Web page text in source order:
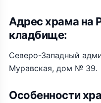
Адрес храма на
кладбище:
Северо-Западный
Муравская, дом № 39.
Особенности